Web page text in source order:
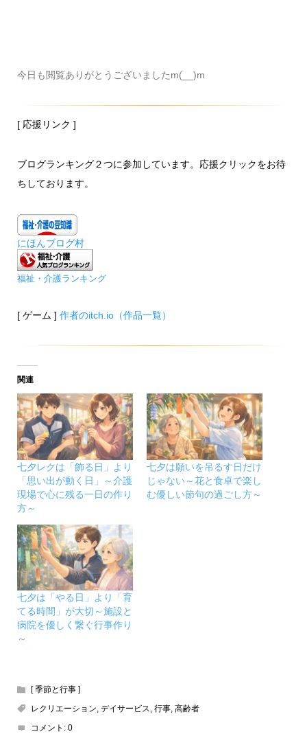
今日も閲覧ありがとうございましたm(__)m
[ 応援リンク ]
ブログランキング２つに参加しています。応援クリックをお待
ちしております。
にほんブログ村
福祉・介護ランキング
[ ゲーム ] 作者のitch.io（作品一覧）
関連
七夕レクは「飾る日」より
「思い出が動く日」～介護
現場で心に残る一日の作り
方～
七夕は願いを吊るす日だけ
じゃない～花と食卓で楽し
む優しい節句の過ごし方～
七夕は「やる日」より「育
てる時間」が大切～施設と
病院を優しく繋ぐ行事作り
～
[ 季節と行事 ]
レクリエーション, デイサービス, 行事, 高齢者
コメント: 0